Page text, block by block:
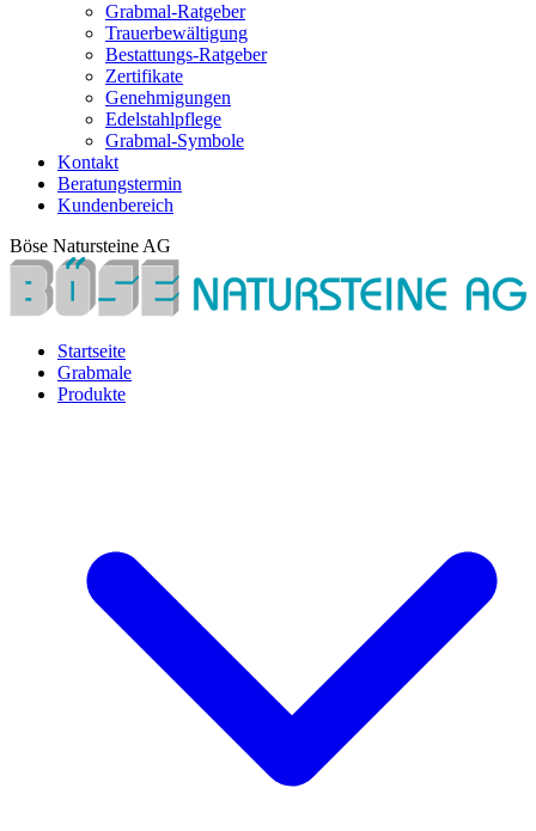
Grabmal-Ratgeber
Trauerbewältigung
Bestattungs-Ratgeber
Zertifikate
Genehmigungen
Edelstahlpflege
Grabmal-Symbole
Kontakt
Beratungstermin
Kundenbereich
Böse Natursteine AG
Startseite
Grabmale
Produkte